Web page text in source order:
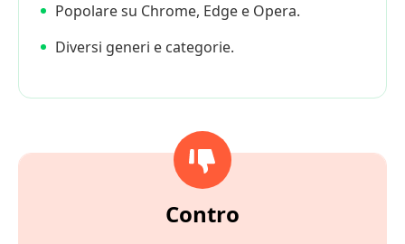
Popolare su Chrome, Edge e Opera.
Diversi generi e categorie.
Contro